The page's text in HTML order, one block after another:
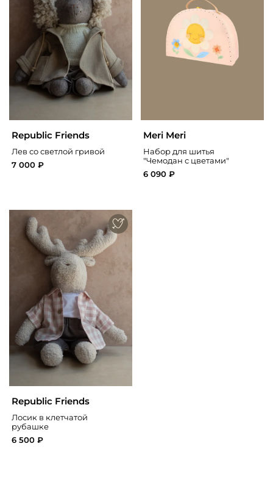
Republic Friends
Лев со светлой гривой
7 000 ₽
Meri Meri
Набор для шитья
"Чемодан с цветами"
6 090 ₽
Republic Friends
Лосик в клетчатой
рубашке
6 500 ₽